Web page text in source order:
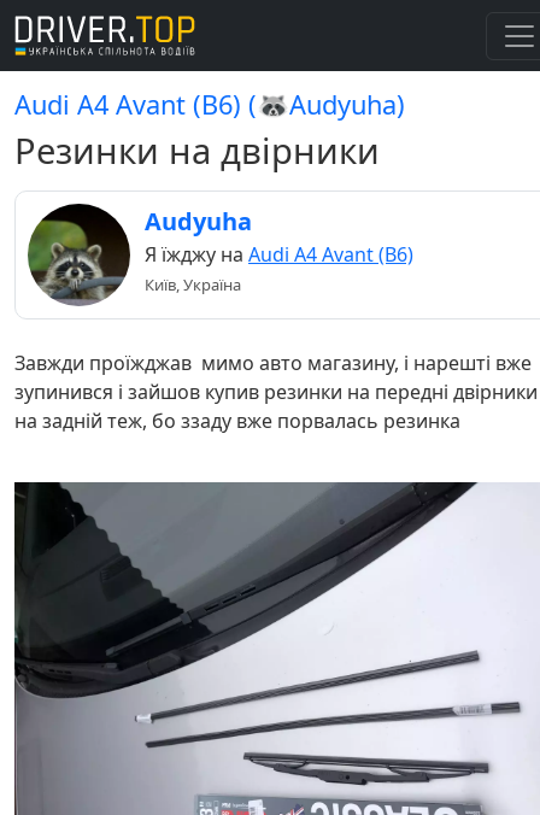
Audi A4 Avant (B6) (🦝Audyuha)
Резинки на двірники
Audyuha
Я їжджу на Audi A4 Avant (B6)
Київ, Україна
Завжди проїжджав мимо авто магазину, і нарешті вже
зупинився і зайшов купив резинки на передні двірники
на задній теж, бо ззаду вже порвалась резинка